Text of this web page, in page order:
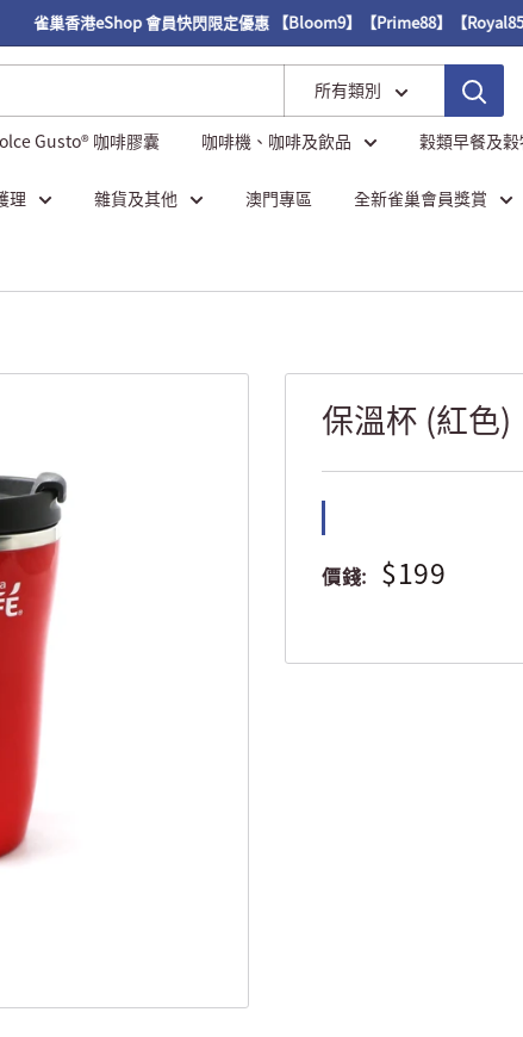
雀巢香港eShop 會員快閃限定優惠 【Bloom9】【Prime88】【Royal85】
所有類別
Gusto® 咖啡膠囊 咖啡機、咖啡及飲品 穀類早餐及
理 雜貨及其他 澳門專區 全新雀巢會員獎賞
保溫杯 (紅色)
價錢: $199